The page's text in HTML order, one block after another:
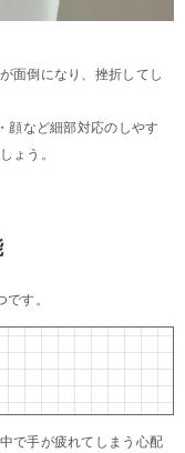
面倒になり、挫折してし
顔など細部対応のしやす
ょう。
す。
で手が疲れてしまう心配